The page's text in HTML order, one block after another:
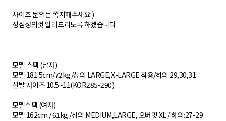
사이즈 문의는 쪽지해주세요:)
성심성의껏 알려드리도록 하겠습니다
모델 스펙 (남자)
모델 181.5cm/72kg/상의 LARGE,X-LARGE 착용/하의 29,30,31
신발 사이즈 10.5~11(KOR285-290)
모델스펙 (여자)
모델 162cm / 61kg /상의 MEDIUM,LARGE, 오버핏 XL / 하의:27-29